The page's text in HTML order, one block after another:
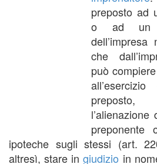
preposto ad
o ad un
che
può
l’alienazione
preponente
ipoteche sugli stessi (art.
altresì, stare ingiudizio in